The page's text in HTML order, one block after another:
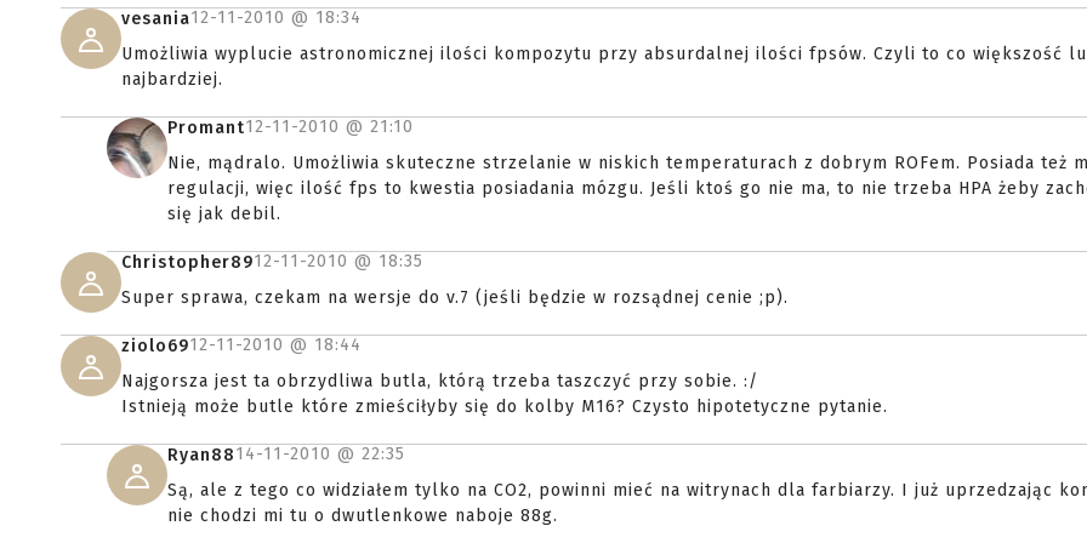
vesania12-11-2010 @ 18:34
Umożliwia wyplucie astronomicznej ilości kompozytu przy absurdalnej ilości fpsów. Czyli to co większość
najbardziej.
Promant12-11-2010 @ 21:10
Nie, mądralo. Umożliwia skuteczne strzelanie w niskich temperaturach z dobrym ROFem. Posiada też
regulacji, więc ilość fps to kwestia posiadania mózgu. Jeśli ktoś go nie ma, to nie trzeba HPA żeby
się jak debil.
Christopher8912-11-2010 @ 18:35
Super sprawa, czekam na wersje do v.7 (jeśli będzie w rozsądnej cenie ;p).
ziolo6912-11-2010 @ 18:44
Najgorsza jest ta obrzydliwa butla, którą trzeba taszczyć przy sobie. :/
Istnieją może butle które zmieściłyby się do kolby M16? Czysto hipotetyczne pytanie.
Ryan8814-11-2010 @ 22:35
Są, ale z tego co widziałem tylko na CO2, powinni mieć na witrynach dla farbiarzy. I już uprzedzając
nie chodzi mi tu o dwutlenkowe naboje 88g.